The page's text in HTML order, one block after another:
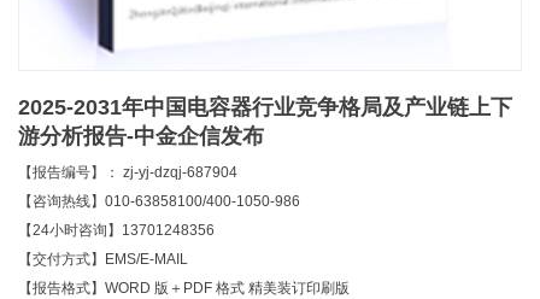
2025-2031年中国电容器行业竞争格局及产业链上下
游分析报告-中金企信发布
【报告编号】： zj-yj-dzqj-687904
【咨询热线】010-63858100/400-1050-986
【24小时咨询】13701248356
【交付方式】EMS/E-MAIL
【报告格式】WORD 版＋PDF 格式 精美装订印刷版